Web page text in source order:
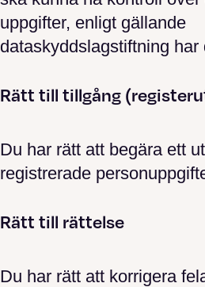
uppgifter, enligt gällande
dataskyddslagstiftning
Rätt till tillgång
Du har rätt att begära ett
registrerade
Rätt till rättelse
Du har rätt att korrigera